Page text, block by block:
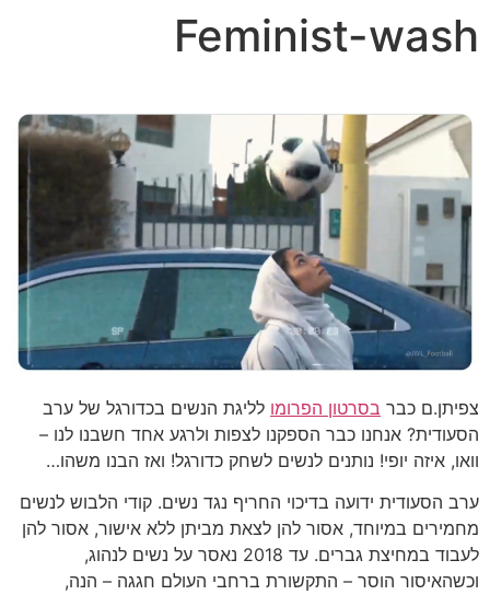
Feminist-wash
צפיתן.ם כבר בסרטון הפרומו לליגת הנשים בכדורגל של ערב
הסעודית? אנחנו כבר הספקנו לצפות ולרגע אחד חשבנו לנו –
וואו, איזה יופי! נותנים לנשים לשחק כדורגל! ואז הבנו משהו…
ערב הסעודית ידועה בדיכוי החריף נגד נשים. קודי הלבוש לנשים
מחמירים במיוחד, אסור להן לצאת מביתן ללא אישור, אסור להן
לעבוד במחיצת גברים. עד 2018 נאסר על נשים לנהוג,
וכשהאיסור הוסר – התקשורת ברחבי העולם חגגה – הנה,